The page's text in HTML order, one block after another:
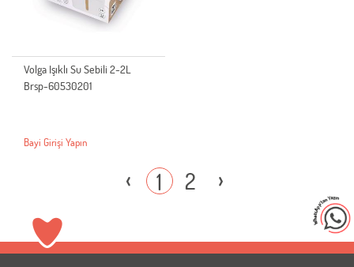
Volga Işıklı Su Sebili 2-2L
Brsp-60530201
Bayi Girişi Yapın
‹ 1 2 ›